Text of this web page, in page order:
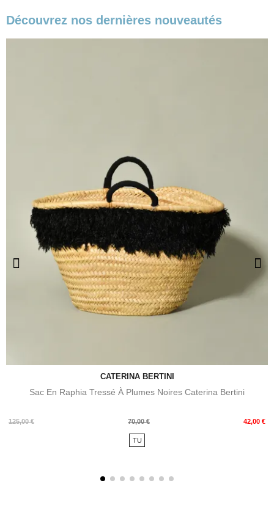
Découvrez nos dernières nouveautés
CATERINA BERTINI
Sac En Raphia Tressé À Plumes Noires Caterina Bertini
125,00 €
Prix
70,00 € 42,00 €
Prix
TU